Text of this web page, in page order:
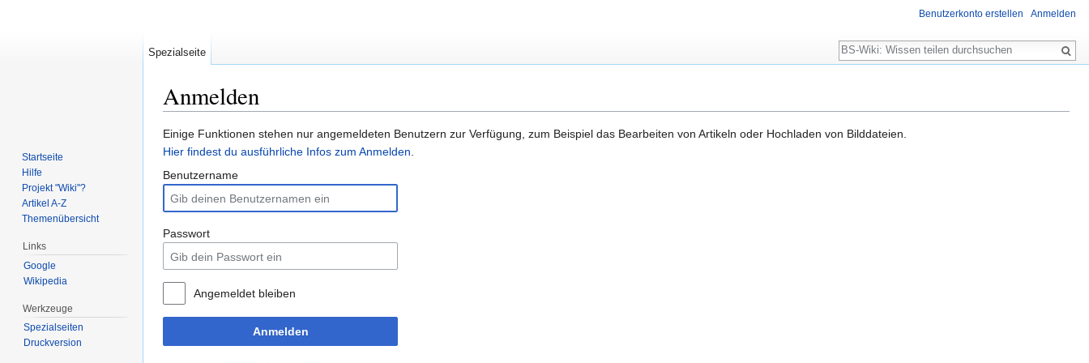
Anmelden
Einige Funktionen stehen nur angemeldeten Benutzern zur Verfügung, zum Beispiel das Bearbeiten von Artikeln oder Hochladen von Bilddateien.
Hier findest du ausführliche Infos zum Anmelden.
Benutzername
Passwort
Angemeldet bleiben
Anmelden
Benutzerkonto erstellen Anmelden
Spezialseite
Suche
Startseite
Hilfe
Projekt "Wiki"?
Artikel A-Z
Themenübersicht
Links
Google
Wikipedia
Werkzeuge
Spezialseiten
Druckversion